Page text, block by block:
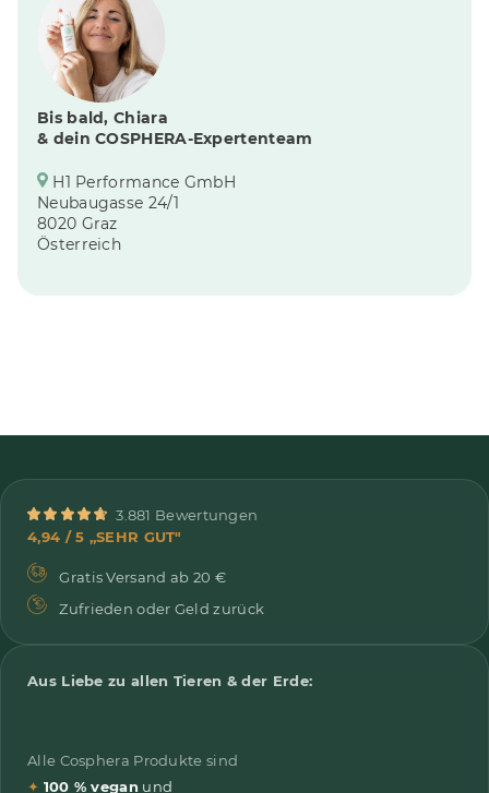
Bis bald, Chiara
& dein COSPHERA-Expertenteam
H1 Performance GmbH
Neubaugasse 24/1
8020 Graz
Österreich
3.881 Bewertungen
4,94 / 5 „SEHR GUT"
Gratis Versand ab 20 €
Zufrieden oder Geld zurück
Aus Liebe zu allen Tieren & der Erde:
Alle Cosphera Produkte sind
✦ 100 % vegan und